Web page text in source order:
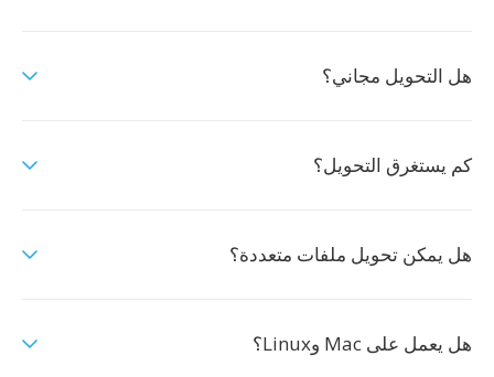
هل التحويل مجاني؟
كم يستغرق التحويل؟
هل يمكن تحويل ملفات متعددة؟
هل يعمل على Mac وLinux؟